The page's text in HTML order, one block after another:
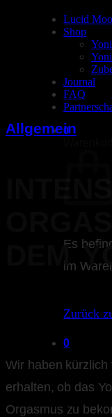
Lucid
Shop
Journal
FAQ
0
Es
im
Zurück
0
Allgemein
DEM
Wir haben
erhalten, ob das
Orgasmus zu